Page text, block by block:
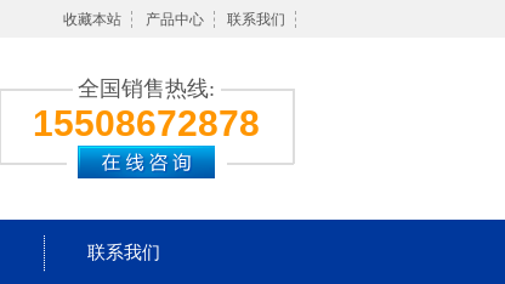
收藏本站 产品中心 联系我们
全国销售热线:
15508672878
联系我们